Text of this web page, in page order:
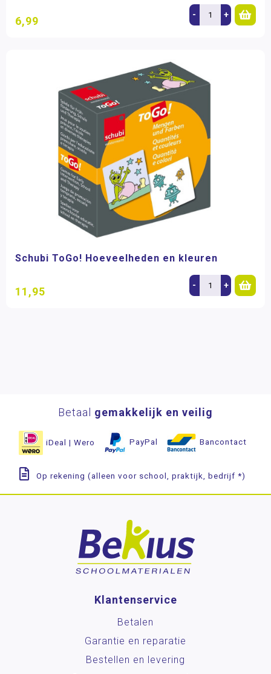
6,99 - +
Schubi ToGo! Hoeveelheden en kleuren
11,95 - +
Betaal gemakkelijk en veilig
iDeal | Wero PayPal Bancontact
Op rekening (alleen voor school, praktijk, bedrijf *)
Klantenservice
Betalen
Garantie en reparatie
Bestellen en levering